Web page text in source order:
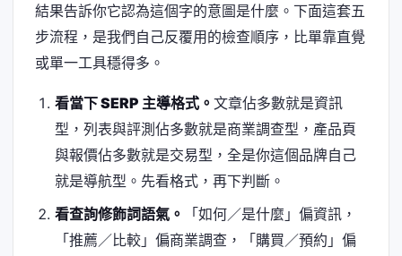
結果告訴你它認為這個字的意圖是什麼。下面這套五
步流程，是我們自己反覆用的檢查順序，比單靠直覺
或單一工具穩得多。
看當下 SERP 主導格式。 文章佔多數就是資訊
型，列表與評測佔多數就是商業調查型，產品頁
與報價佔多數就是交易型，全是你這個品牌自己
就是導航型。先看格式，再下判斷。
看查詢修飾詞語氣。
「如何／是什麼」偏資訊，
「推薦／比較」偏商業調查，「購買／預約」偏